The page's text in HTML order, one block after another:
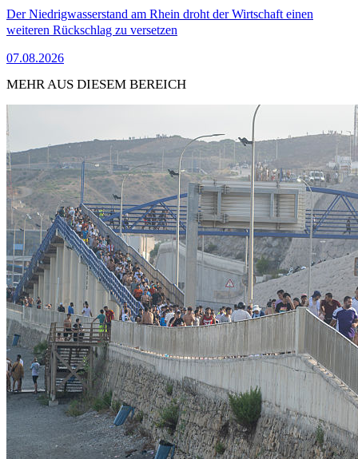
Der Niedrigwasserstand am Rhein droht der Wirtschaft einen
weiteren Rückschlag zu versetzen
07.08.2026
MEHR AUS DIESEM BEREICH